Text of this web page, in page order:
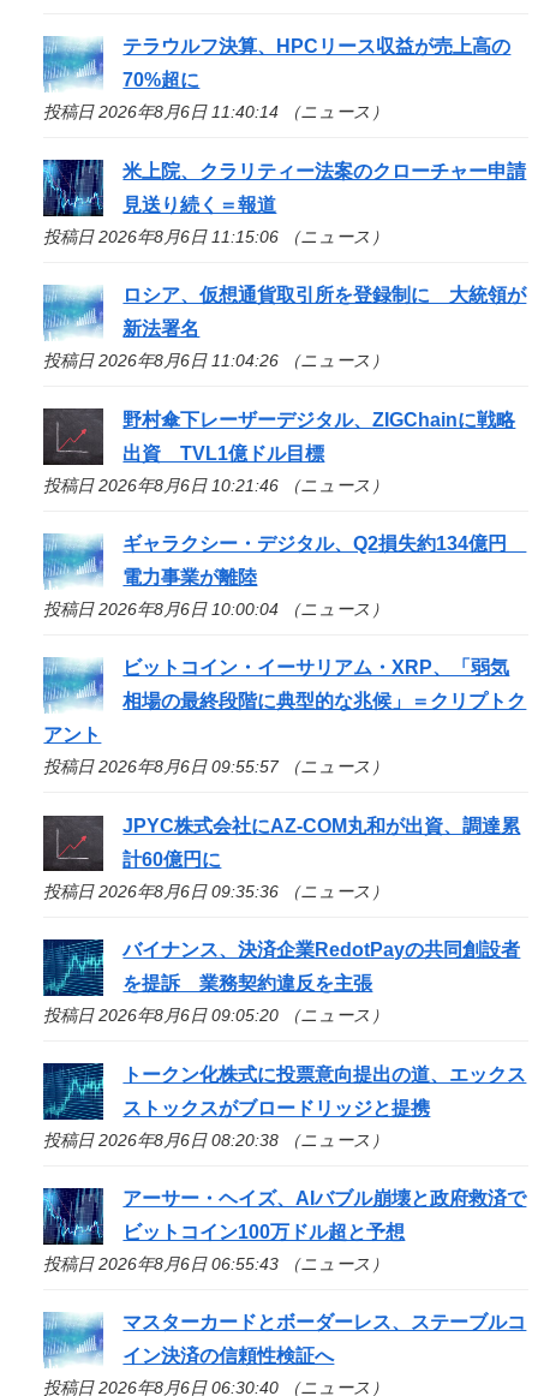
テラウルフ決算、HPCリース収益が売上高の
70%超に
投稿日 2026年8月6日 11:40:14 （ニュース）
米上院、クラリティー法案のクローチャー申請
見送り続く＝報道
投稿日 2026年8月6日 11:15:06 （ニュース）
ロシア、仮想通貨取引所を登録制に 大統領が
新法署名
投稿日 2026年8月6日 11:04:26 （ニュース）
野村傘下レーザーデジタル、ZIGChainに戦略
出資 TVL1億ドル目標
投稿日 2026年8月6日 10:21:46 （ニュース）
ギャラクシー・デジタル、Q2損失約134億円
電力事業が離陸
投稿日 2026年8月6日 10:00:04 （ニュース）
ビットコイン・イーサリアム・XRP、「弱気
相場の最終段階に典型的な兆候」＝クリプトク
アント
投稿日 2026年8月6日 09:55:57 （ニュース）
JPYC株式会社にAZ-COM丸和が出資、調達累
計60億円に
投稿日 2026年8月6日 09:35:36 （ニュース）
バイナンス、決済企業RedotPayの共同創設者
を提訴 業務契約違反を主張
投稿日 2026年8月6日 09:05:20 （ニュース）
トークン化株式に投票意向提出の道、エックス
ストックスがブロードリッジと提携
投稿日 2026年8月6日 08:20:38 （ニュース）
アーサー・ヘイズ、AIバブル崩壊と政府救済で
ビットコイン100万ドル超と予想
投稿日 2026年8月6日 06:55:43 （ニュース）
マスターカードとボーダーレス、ステーブルコ
イン決済の信頼性検証へ
投稿日 2026年8月6日 06:30:40 （ニュース）